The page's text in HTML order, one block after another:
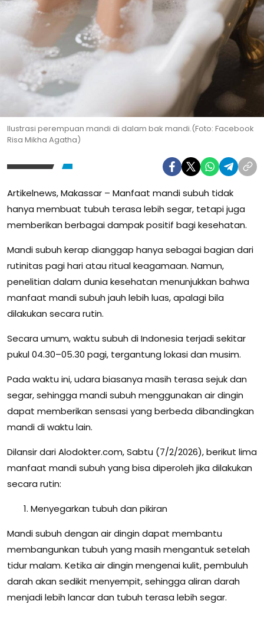
Ilustrasi perempuan mandi di dalam bak mandi.(Foto: Facebook
Risa Mikha Agatha)
Artikelnews, Makassar – Manfaat mandi subuh tidak
hanya membuat tubuh terasa lebih segar, tetapi juga
memberikan berbagai dampak positif bagi kesehatan.
Mandi subuh kerap dianggap hanya sebagai bagian dari
rutinitas pagi hari atau ritual keagamaan. Namun,
penelitian dalam dunia kesehatan menunjukkan bahwa
manfaat mandi subuh jauh lebih luas, apalagi bila
dilakukan secara rutin.
Secara umum, waktu subuh di Indonesia terjadi sekitar
pukul 04.30–05.30 pagi, tergantung lokasi dan musim.
Pada waktu ini, udara biasanya masih terasa sejuk dan
segar, sehingga mandi subuh menggunakan air dingin
dapat memberikan sensasi yang berbeda dibandingkan
mandi di waktu lain.
Dilansir dari Alodokter.com, Sabtu (7/2/2026), berikut lima
manfaat mandi subuh yang bisa diperoleh jika dilakukan
secara rutin:
Menyegarkan tubuh dan pikiran
Mandi subuh dengan air dingin dapat membantu
membangunkan tubuh yang masih mengantuk setelah
tidur malam. Ketika air dingin mengenai kulit, pembuluh
darah akan sedikit menyempit, sehingga aliran darah
menjadi lebih lancar dan tubuh terasa lebih segar.